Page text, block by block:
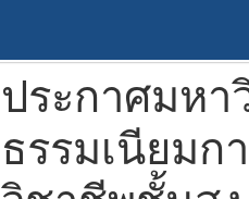
ประกาศมหา
ธรรมเนียม